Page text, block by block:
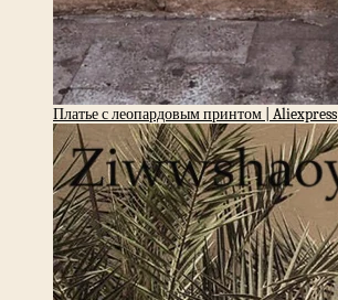
Платье с леопардовым принтом | Aliexpress